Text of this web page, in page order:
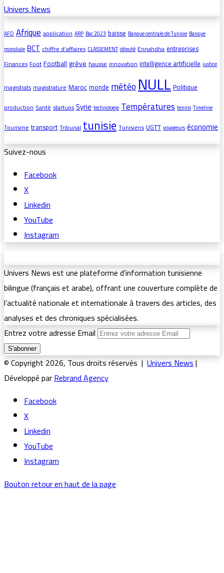
AFD Afriqueapplication ARP Bac 2023 baisse Banque centrale de Tunisie Banque
mondiale BCTchiffre d’affaires CLASSEMENT député Ennahdhaentreprises
FinancesFootFootballgrèvehausseinnovationintelligence artificielle justice
magistratsmagistratureMarocmondemétéoNULLPolitique
productionSantéstartupsSyrie technologie Températures tennis Timeline
TourismetransportTribunaltunisieTunisiensUGTT voyageurs économie
Suivez-nous
Facebook
X
Linkedin
YouTube
Instagram
Univers News est une plateforme d’information tunisienne
bilingue (français et arabe), offrant une couverture complète de
l’actualité nationale et internationale à travers des articles, des
analyses et des chroniques spécialisées.
Entrez votre adresse Email
© Copyright 2026, Tous droits réservés |Univers News|
Développé parRebrand Agency
Facebook
X
Linkedin
YouTube
Instagram
Bouton retour en haut de la page